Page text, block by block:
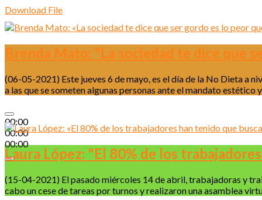
Download File
Brenda Mato: "La sociedad te dice que
(06-05-2021) Este jueves 6 de mayo, es el día de la No Dieta a
a las que se someten algunas personas ante el mandato estético
00:00
00:00
00:00
Laura López: "El 80% de los
(15-04-2021) El pasado miércoles 14 de abril, trabajadoras y
cabo un cese de tareas por turnos y realizaron una asamblea